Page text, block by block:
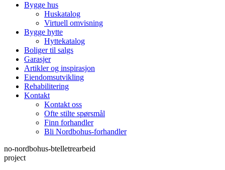
Bygge hus
Huskatalog
Virtuell omvisning
Bygge hytte
Hyttekatalog
Boliger til salgs
Garasjer
Artikler og inspirasjon
Eiendomsutvikling
Rehabilitering
Kontakt
Kontakt oss
Ofte stilte spørsmål
Finn forhandler
Bli Nordbohus-forhandler
no-nordbohus-btelletrearbeid
project